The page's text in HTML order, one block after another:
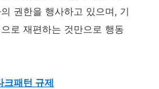
권한을 행사하고 있으며, 기
로 재편하는 것만으로 행동
크패턴 규제